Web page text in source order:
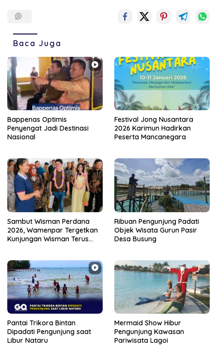
Baca Juga
Bappenas Optimis
Penyengat Jadi Destinasi
Nasional
Festival Jong Nusantara
2026 Karimun Hadirkan
Peserta Mancanegara
Sambut Wisman Perdana
2026, Wamenpar Tergetkan
Kunjungan Wisman Terus
Ribuan Pengunjung Padati
Objek Wisata Gurun Pasir
Desa Busung
Pantai Trikora Bintan
Dipadati Pengunjung saat
Libur Nataru
Mermaid Show Hibur
Pengunjung Kawasan
Pariwisata Lagoi